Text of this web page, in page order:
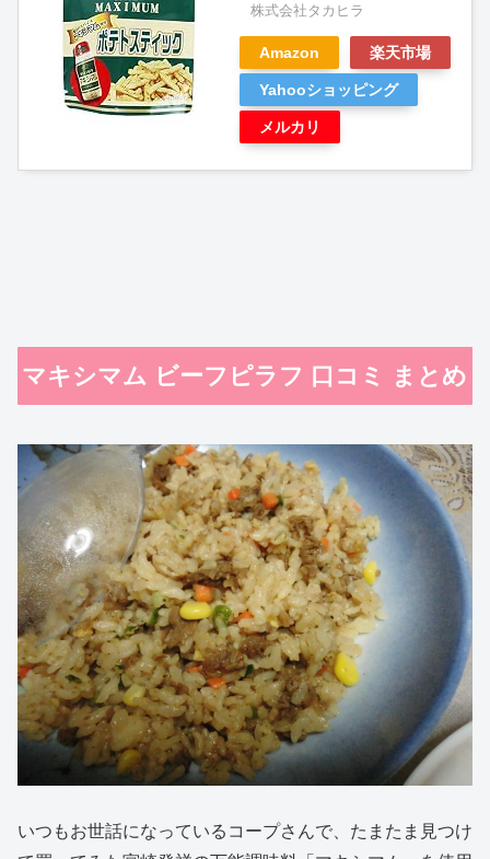
株式会社タカヒラ
Amazon 楽天市場
Yahooショッピング
メルカリ
マキシマム ビーフピラフ 口コミ まとめ
いつもお世話になっているコープさんで、たまたま見つけ